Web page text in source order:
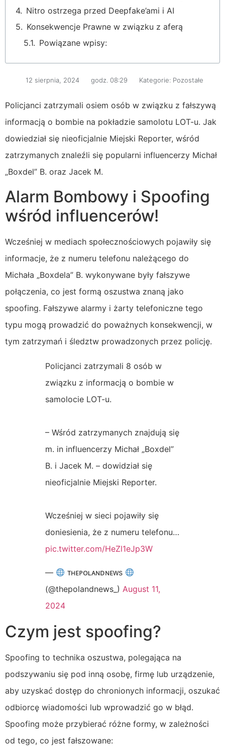
Nitro ostrzega przed Deepfake’ami i AI
Konsekwencje Prawne w związku z aferą
Powiązane wpisy:
12 sierpnia, 2024 godz. 08:29 Kategorie: Pozostałe
Policjanci zatrzymali osiem osób w związku z fałszywą
informacją o bombie na pokładzie samolotu LOT-u. Jak
dowiedział się nieoficjalnie Miejski Reporter, wśród
zatrzymanych znaleźli się popularni influencerzy Michał
„Boxdel” B. oraz Jacek M.
Alarm Bombowy i Spoofing
wśród influencerów!
Wcześniej w mediach społecznościowych pojawiły się
informacje, że z numeru telefonu należącego do
Michała „Boxdela” B. wykonywane były fałszywe
połączenia, co jest formą oszustwa znaną jako
spoofing. Fałszywe alarmy i żarty telefoniczne tego
typu mogą prowadzić do poważnych konsekwencji, w
tym zatrzymań i śledztw prowadzonych przez policję.
Policjanci zatrzymali 8 osób w
związku z informacją o bombie w
samolocie LOT-u.
– Wśród zatrzymanych znajdują się
m. in influencerzy Michał „Boxdel”
B. i Jacek M. – dowidział się
nieoficjalnie Miejski Reporter.
Wcześniej w sieci pojawiły się
doniesienia, że z numeru telefonu…
pic.twitter.com/HeZl1eJp3W
—
ᴛʜᴇᴘᴏʟᴀɴᴅɴᴇᴡs
(@thepolandnews_) August 11,
2024
Czym jest spoofing?
Spoofing to technika oszustwa, polegająca na
podszywaniu się pod inną osobę, firmę lub urządzenie,
aby uzyskać dostęp do chronionych informacji, oszukać
odbiorcę wiadomości lub wprowadzić go w błąd.
Spoofing może przybierać różne formy, w zależności
od tego, co jest fałszowane: